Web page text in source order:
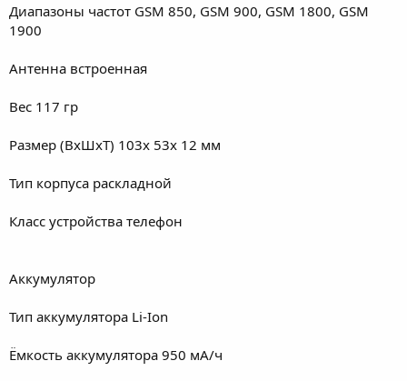
Диапазоны частот GSM 850, GSM 900, GSM 1800, GSM
1900
Антенна встроенная
Вес 117 гр
Размер (ВхШхТ) 103x 53x 12 мм
Тип корпуса раскладной
Класс устройства телефон
Аккумулятор
Тип аккумулятора Li-Ion
Ёмкость аккумулятора 950 мА/ч